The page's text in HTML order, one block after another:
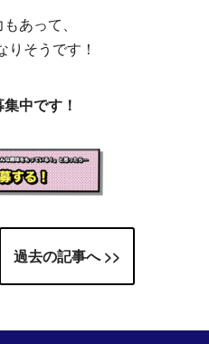
あって、
そうです！
中です！
過去の記事へ >>